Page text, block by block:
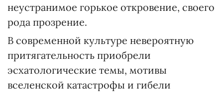
неустранимое горькое откровение, своего
рода прозрение.
В современной культуре невероятную
притягательность приобрели
эсхатологические темы, мотивы
вселенской катастрофы и гибели